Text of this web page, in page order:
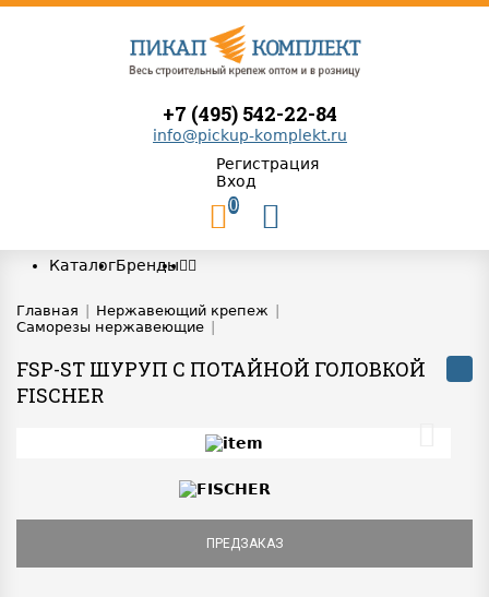
+7 (495) 542-22-84
info@pickup-komplekt.ru
Регистрация
Вход
0
КаталогБренды
Главная Нержавеющий крепеж
Саморезы нержавеющие
FSP-ST ШУРУП С ПОТАЙНОЙ ГОЛОВКОЙ
FISCHER
ПРЕДЗАКАЗ